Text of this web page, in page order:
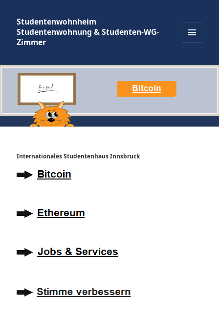
Studentenwohnheim
Studentenwohnung & Studenten-WG-
Zimmer
Internationales Studentenhaus Innsbruck